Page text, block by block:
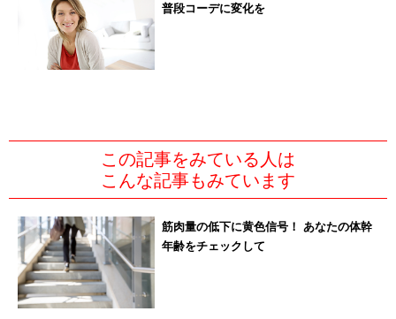
普段コーデに変化を
この記事をみている人は
こんな記事もみています
筋肉量の低下に黄色信号！ あなたの体幹
年齢をチェックして